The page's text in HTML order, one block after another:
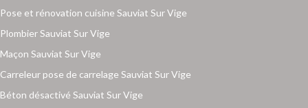
Pose et rénovation cuisine Sauviat Sur Vige
Plombier Sauviat Sur Vige
Maçon Sauviat Sur Vige
Carreleur pose de carrelage Sauviat Sur Vige
Béton désactivé Sauviat Sur Vige